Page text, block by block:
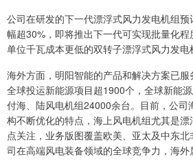
公司在研发的下一代漂浮式风力发电机组
幅超30%，即将推出下一代可实现批量化程
单位千瓦成本更低的双转子漂浮式风力发电
海外方面，明阳智能的产品和解决方案已服
全球投运新能源项目超1900个，全球新能
付海、陆风电机组24000余台。目前，公司
构不断优化的特点，海上风电机组尤其是
点关注，业务版图覆盖欧美、亚太及中东
司在高端风电装备领域的全球竞争力，海外